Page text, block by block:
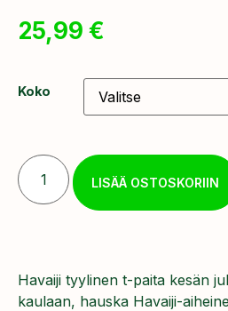
25,99 €
Koko
LISÄÄ OSTOSKORIIN
Havaiji tyylinen t-paita kesän
kaulaan, hauska Havaiji-